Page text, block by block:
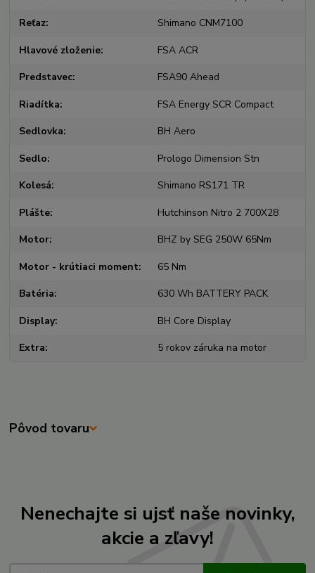
Reťaz Shimano CNM7100
Hlavové zloženie FSA ACR
Predstavec FSA90 Ahead
Riadítka FSA Energy SCR Compact
Sedlovka BH Aero
Sedlo Prologo Dimension Stn
Kolesá Shimano RS171 TR
Plášte Hutchinson Nitro 2 700X28
Motor BHZ by SEG 250W 65Nm
Motor - krútiaci moment 65 Nm
Batéria 630 Wh BATTERY PACK
Display BH Core Display
Extra 5 rokov záruka na motor
Pôvod tovaru
Nenechajte si ujsť naše novinky,
akcie a zľavy!